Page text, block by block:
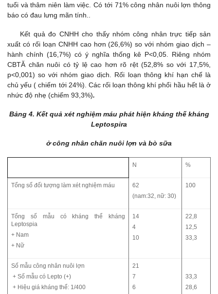
tuổi và thâm niên làm việc. Có tới 71% công nhân nuôi lợn thông
báo có đau lưng mãn tính..
Kết quả đo CNHH cho thấy nhóm công nhân trực tiếp sản
xuất có rối loạn CNHH cao hơn (26,6%) so với nhóm giao dịch –
hành chính (16,7%) có ý nghĩa thống kê P<0,05. Riêng nhóm
CBTĂ chăn nuôi có tỷ lệ cao hơn rõ rệt (52,8% so với 17,5%,
p<0,001) so với nhóm giao dịch. Rối loạn thông khí hạn chế là
chủ yếu ( chiếm tới 24%). Các rối loạn thông khí phổi hầu hết là ở
nhức độ nhẹ (chiếm 93,3%).
Bảng 4. Kết quả xét nghiệm máu phát hiện kháng thế kháng
Leptospira
ở công nhân chăn nuôi lợn và bò sữa
N %
Tổng số đối tượng làm xét nghiệm máu
62
(nam:32, nữ: 30)
100
Tổng số mẫu có kháng thể kháng
Leptospia
+ Nam
+ Nữ
14
4
10
22,8
12,5
33,3
Số mẫu công nhân nuôi lợn
+ Số mẫu có Lepto (+)
+ Hiệu giá kháng thể: 1/400
21
7
6
33,3
28,6